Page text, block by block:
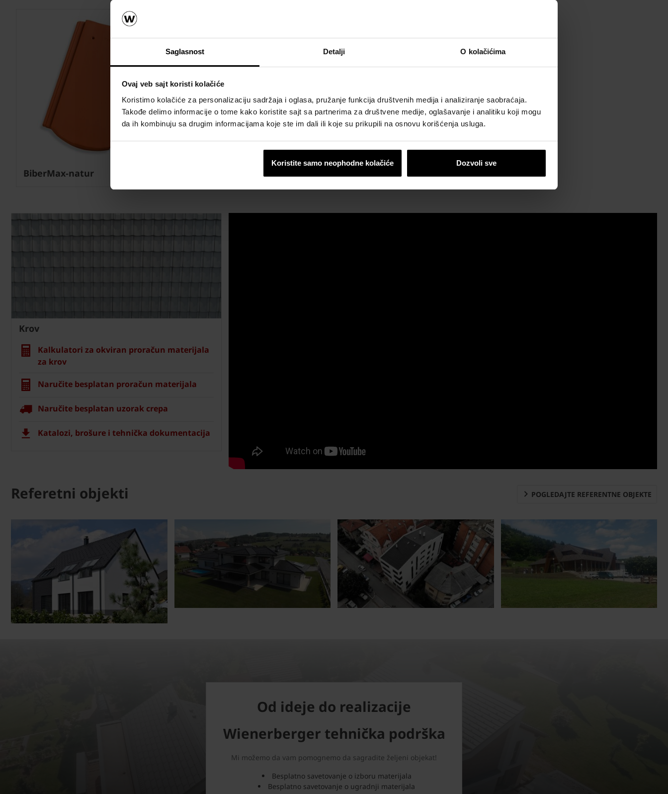
Saglasnost Detalji O kolačićima
Ovaj veb sajt koristi kolačiće
Koristimo kolačiće za personalizaciju sadržaja i oglasa, pružanje funkcija društvenih medija i analiziranje saobraćaja.
Takođe delimo informacije o tome kako koristite sajt sa partnerima za društvene medije, oglašavanje i analitiku koji mogu
da ih kombinuju sa drugim informacijama koje ste im dali ili koje su prikupili na osnovu korišćenja usluga.
Koristite samo neophodne kolačiće Dozvoli sve
BiberMax-natur BiberMax-antik
Krov
Kalkulatori za okviran proračun materijala
za krov
Naručite besplatan proračun materijala
Naručite besplatan uzorak crepa
Katalozi, brošure i tehnička dokumentacija
Referetni objekti POGLEDAJTE REFERENTNE OBJEKTE
Od ideje do realizacije
Wienerberger tehnička podrška
Mi možemo da vam pomognemo da sagradite željeni objekat!
Besplatno savetovanje o izboru materijala
Besplatno savetovanje o ugradnji materijala